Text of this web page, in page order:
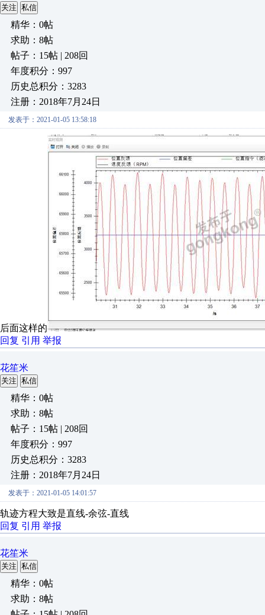
关注 私信
精华：0帖
求助：8帖
帖子：15帖 | 208回
年度积分：997
历史总积分：3283
注册：2018年7月24日
发表于：2021-01-05 13:58:18
后面这样的
回复 引用 举报
花笙米
关注 私信
精华：0帖
求助：8帖
帖子：15帖 | 208回
年度积分：997
历史总积分：3283
注册：2018年7月24日
发表于：2021-01-05 14:01:57
轨迹方程大致是直线-余弦-直线
回复 引用 举报
花笙米
关注 私信
精华：0帖
求助：8帖